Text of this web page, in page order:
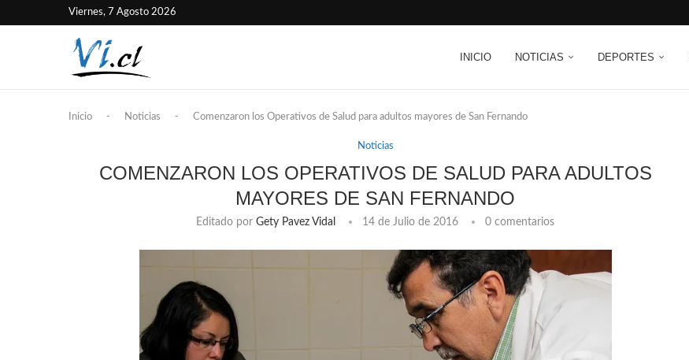
Viernes, 7 Agosto 2026
INICIO NOTICIAS DEPORTES
Inicio - Noticias - Comenzaron los Operativos de Salud para adultos mayores de San Fernando
Noticias
COMENZARON LOS OPERATIVOS DE SALUD PARA ADULTOS
MAYORES DE SAN FERNANDO
Editado porGety Pavez Vidal 14 de Julio de 2016 0 comentarios